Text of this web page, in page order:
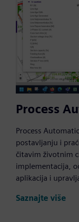
Process
Process
postavljanju i
čitavim životnim
implementacija,
aplikacija i
Saznajte više